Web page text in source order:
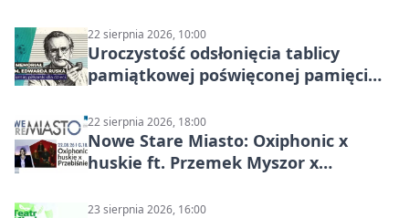
22 sierpnia 2026, 10:00
Uroczystość odsłonięcia tablicy
pamiątkowej poświęconej pamięci
22 sierpnia 2026, 18:00
Nowe Stare Miasto: Oxiphonic x
huskie ft. Przemek Myszor x
23 sierpnia 2026, 16:00